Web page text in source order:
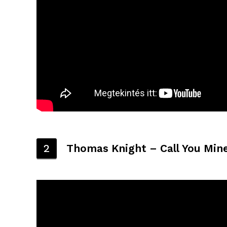
2 Thomas Knight – Call You